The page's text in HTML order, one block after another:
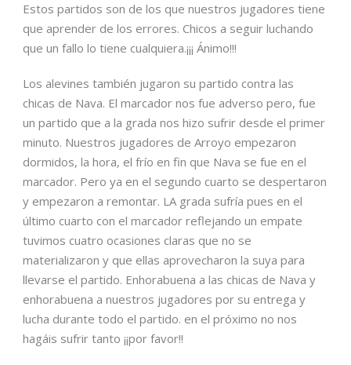
Estos partidos son de los que nuestros jugadores tiene
que aprender de los errores. Chicos a seguir luchando
que un fallo lo tiene cualquiera.¡¡¡ Ánimo!!!
Los alevines también jugaron su partido contra las
chicas de Nava. El marcador nos fue adverso pero, fue
un partido que a la grada nos hizo sufrir desde el primer
minuto. Nuestros jugadores de Arroyo empezaron
dormidos, la hora, el frío en fin que Nava se fue en el
marcador. Pero ya en el segundo cuarto se despertaron
y empezaron a remontar. LA grada sufría pues en el
último cuarto con el marcador reflejando un empate
tuvimos cuatro ocasiones claras que no se
materializaron y que ellas aprovecharon la suya para
llevarse el partido. Enhorabuena a las chicas de Nava y
enhorabuena a nuestros jugadores por su entrega y
lucha durante todo el partido. en el próximo no nos
hagáis sufrir tanto ¡¡por favor!!